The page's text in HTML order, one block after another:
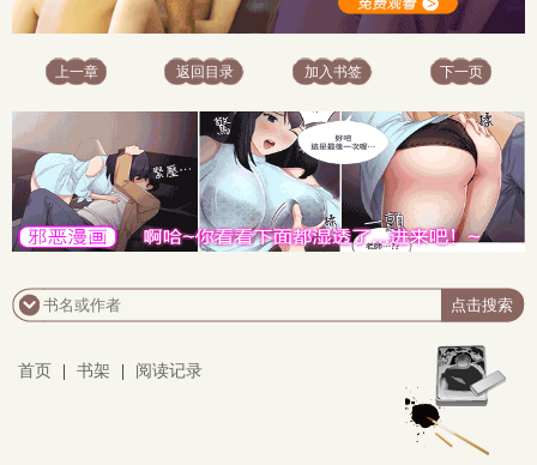
上一章 返回目录 加入书签 下一页
首页 书架 阅读记录